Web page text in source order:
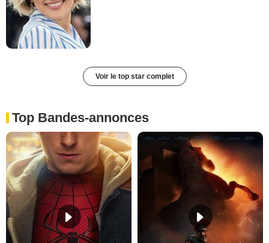
Voir le top star complet
Top Bandes-annonces